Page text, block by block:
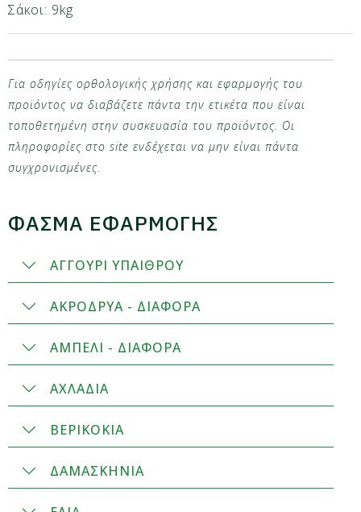
Σάκοι: 9kg
Για οδηγίες ορθολογικής χρήσης και εφαρμογής του
προϊόντος να διαβάζετε πάντα την ετικέτα που είναι
τοποθετημένη στην συσκευασία του προϊόντος. Οι
πληροφορίες στο site ενδέχεται να μην είναι πάντα
συγχρονισμένες.
ΦΑΣΜΑ ΕΦΑΡΜΟΓΗΣ
ΑΓΓΟΥΡΙ ΥΠΑΙΘΡΟΥ
ΑΚΡΟΔΡΥΑ - ΔΙΑΦΟΡΑ
ΑΜΠΕΛΙ - ΔΙΑΦΟΡΑ
ΑΧΛΑΔΙΑ
ΒΕΡΙΚΟΚΙΑ
ΔΑΜΑΣΚΗΝΙΑ